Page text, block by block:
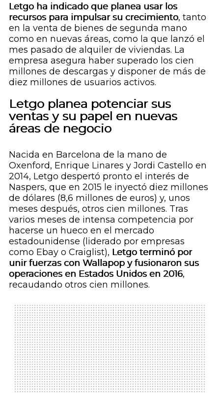
Letgo ha indicado que planea usar los
recursos para impulsar su crecimiento, tanto
en la venta de bienes de segunda mano
como en nuevas áreas, como la que lanzó el
mes pasado de alquiler de viviendas. La
empresa asegura haber superado los cien
millones de descargas y disponer de más de
diez millones de usuarios activos.
Letgo planea potenciar sus
ventas y su papel en nuevas
áreas de negocio
Nacida en Barcelona de la mano de
Oxenford, Enrique Linares y Jordi Castello en
2014, Letgo despertó pronto el interés de
Naspers, que en 2015 le inyectó diez millones
de dólares (8,6 millones de euros) y, unos
meses después, otros cien millones. Tras
varios meses de intensa competencia por
hacerse un hueco en el mercado
estadounidense (liderado por empresas
como Ebay o Craiglist), Letgo terminó por
unir fuerzas con Wallapop y fusionaron sus
operaciones en Estados Unidos en 2016,
recaudando otros cien millones.